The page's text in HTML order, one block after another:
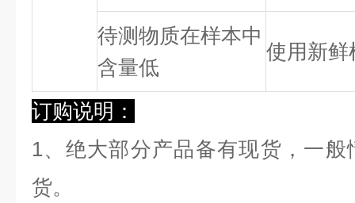
待测物质在样本中
含量低
使用新鲜
订购说明：
1、绝大部分产品备有现货，一
货。